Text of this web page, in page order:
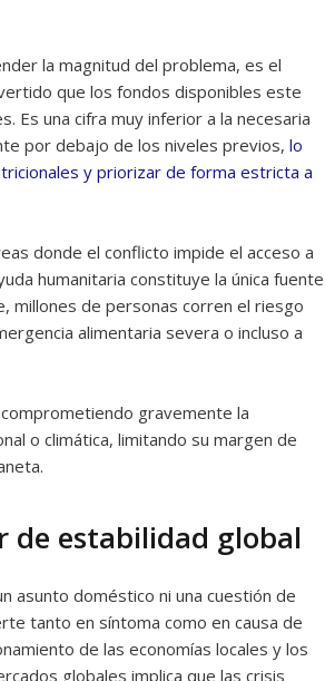
la magnitud del problema, es el
que los fondos disponibles este
Es una cifra muy inferior a la necesaria
por debajo de los niveles previos, lo
y priorizar de forma estricta a
donde el conflicto impide el acceso a
humanitaria constituye la única fuente
millones de personas corren el riesgo
alimentaria severa o incluso a
gravemente la
o climática, limitando su margen de
de estabilidad global
asunto doméstico ni una cuestión de
tanto en síntoma como en causa de
de las economías locales y los
globales implica que las crisis